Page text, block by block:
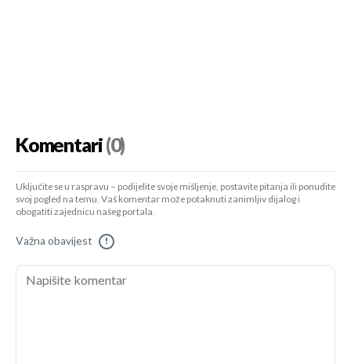
Komentari(0)
Uključite se u raspravu – podijelite svoje mišljenje, postavite pitanja ili ponudite
svoj pogled na temu. Vaš komentar može potaknuti zanimljiv dijalog i
obogatiti zajednicu našeg portala.
Važna obavijest !